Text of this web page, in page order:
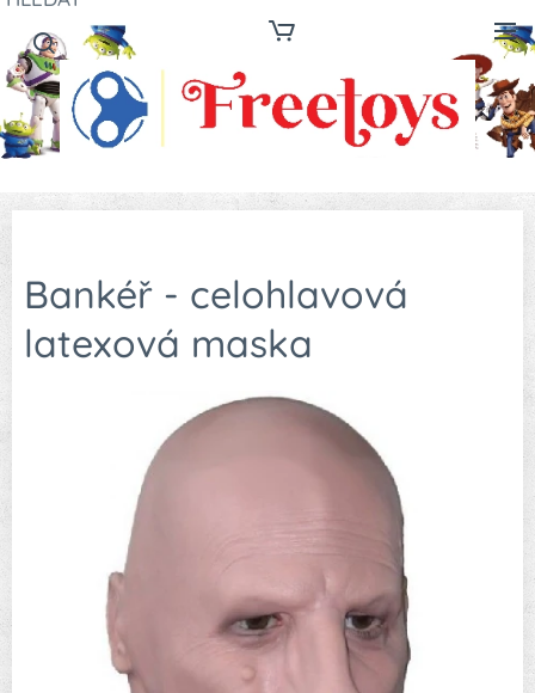
Bankéř - celohlavová
latexová maska